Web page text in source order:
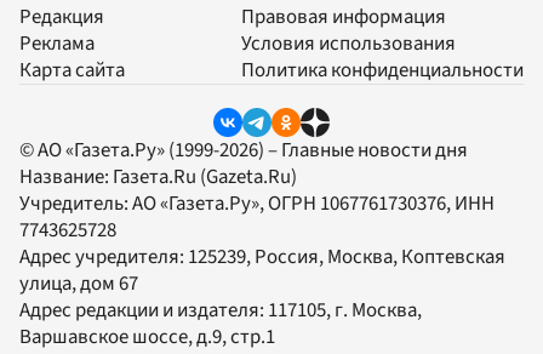
Редакция
Реклама
Карта сайта
Правовая информация
Условия использования
Политика конфиденциальности
© АО «Газета.Ру» (1999-2026) – Главные новости дня
Название: Газета.Ru (Gazeta.Ru)
Учредитель:АО «Газета.Ру», ОГРН 1067761730376, ИНН
7743625728
Адрес учредителя: 125239, Россия, Москва, Коптевская
улица, дом 67
Адрес редакции и издателя: 117105, г. Москва,
Варшавское шоссе, д.9, стр.1